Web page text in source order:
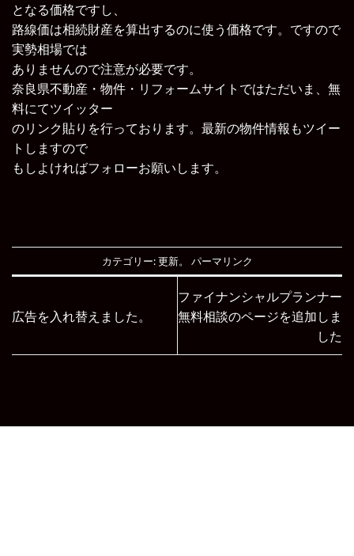
となる価格ですし、
路線価は相続財産を算出するのに使う価格です。ですので
実勢相場では
ありませんので注意が必要です。
奈良県不動産・物件・リフォームサイト ではただいま、無
料にてツイッター
のリンク貼りを行っております。最新の物件情報もツイー
トしますので
もしよければフォローお願いします。
カテゴリー:更新。 パーマリンク
広告を入れ替えました。
ファイナンシャルプランナー
無料相談のページを追加しま
した